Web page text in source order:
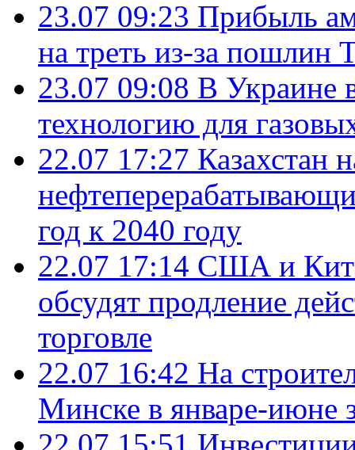
23.07 09:23 Прибыль
на треть из-за пошлин
23.07 09:08 В Украине
технологию для
22.07 17:27 Казахстан
год к 2040 году
22.07 17:14 США и
обсудят продление
торговле
22.07 16:42 На
Минске в январе-июне